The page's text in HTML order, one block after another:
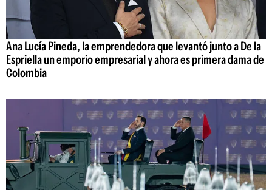
Ana Lucía Pineda, la emprendedora que levantó junto a De la
Espriella un emporio empresarial y ahora es primera dama de
Colombia